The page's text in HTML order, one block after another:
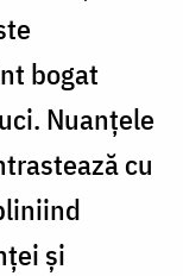
bogat
Nuanțele
cu
și